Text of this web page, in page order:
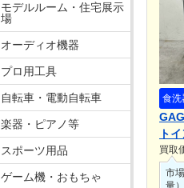
食洗
ト
買取
市
量
モデルルーム・住宅展示
場
オーディオ機器
プロ用工具
自転車・電動自転車
楽器・ピアノ等
スポーツ用品
ゲーム機・おもちゃ